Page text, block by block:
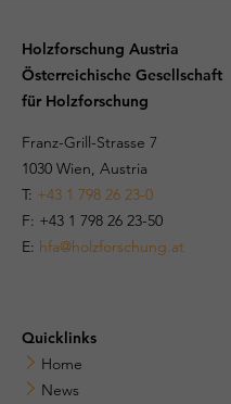
Holzforschung Austria
Österreichische Gesellschaft
für Holzforschung
Franz-Grill-Strasse 7
1030 Wien, Austria
T: +43 1 798 26 23-0
​​F: +43 1 798 26 23-50
E: hfa@holzforschung.at
Quicklinks
Home
News